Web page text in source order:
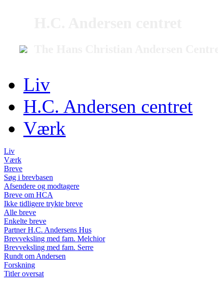
Liv
H.C. Andersen centret
Værk
Liv
Værk
Breve
Søg i brevbasen
Afsendere og modtagere
Breve om HCA
Ikke tidligere trykte breve
Alle breve
Enkelte breve
Partner H.C. Andersens Hus
Brevveksling med fam. Melchior
Brevveksling med fam. Serre
Rundt om Andersen
Forskning
Titler oversat